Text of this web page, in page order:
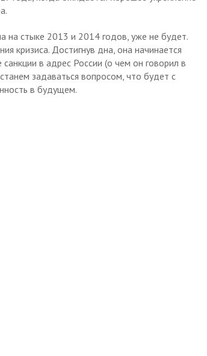
на стыке 2013 и 2014 годов, уже не будет.
кризиса. Достигнув дна, она начинается
в адрес России (о чем он говорил в
задаваться вопросом, что будет с
в будущем.